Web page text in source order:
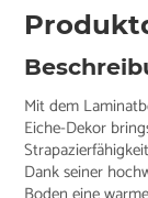
Mit dem
Eiche-Dekor
Dank seiner